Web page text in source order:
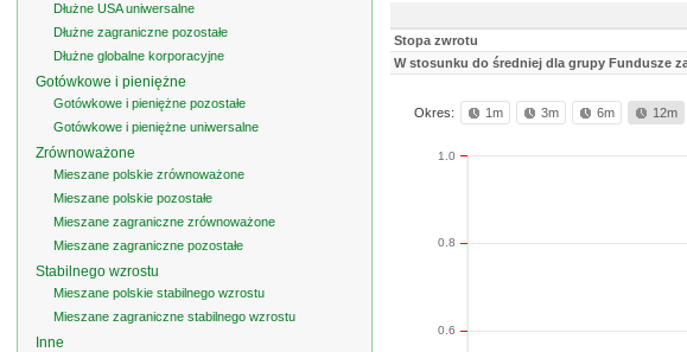
Stopa zwrotu
W stosunku do średniej dla grupy Fundusze
Okres:
1m 3m 6m 12m
0.6
0.8
1.0
Dłużne USA uniwersalne
Dłużne zagraniczne pozostałe
Dłużne globalne korporacyjne
Gotówkowe i pieniężne
Gotówkowe i pieniężne pozostałe
Gotówkowe i pieniężne uniwersalne
Zrównoważone
Mieszane polskie zrównoważone
Mieszane polskie pozostałe
Mieszane zagraniczne zrównoważone
Mieszane zagraniczne pozostałe
Stabilnego wzrostu
Mieszane polskie stabilnego wzrostu
Mieszane zagraniczne stabilnego wzrostu
Inne